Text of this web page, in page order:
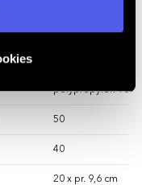
ochrany
polypropylen 100
50
40
20 x pr. 9,6 cm